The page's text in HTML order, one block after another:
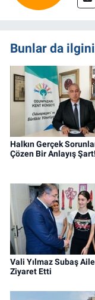
Bunlar da
Halkın Gerçek
Çözen Bir Anlayış Şart!
Vali Yılmaz Subaş
Ziyaret Etti